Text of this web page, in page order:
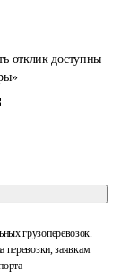
отклик доступны
грузоперевозок.
перевозки, заявкам